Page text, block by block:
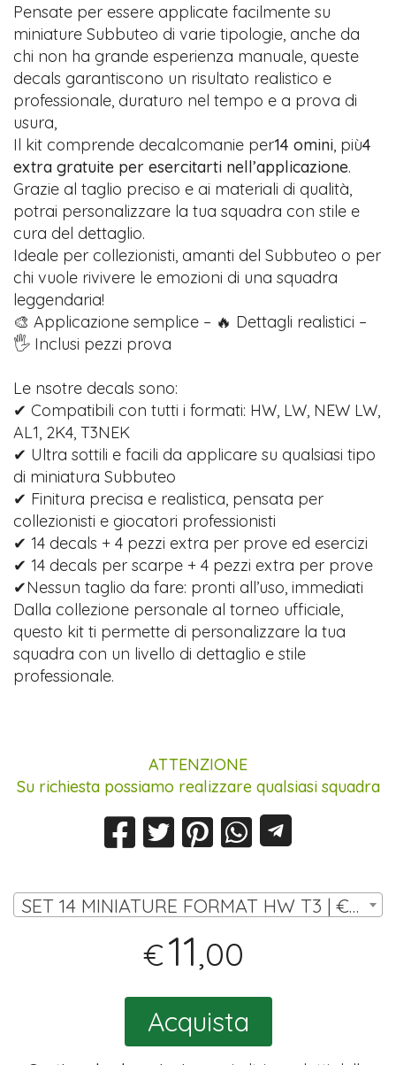
Pensate per essere applicate facilmente su
miniature Subbuteo di varie tipologie, anche da
chi non ha grande esperienza manuale, queste
decals garantiscono un risultato realistico e
professionale, duraturo nel tempo e a prova di
usura,
Il kit comprende decalcomanie per14 omini, più4
extra gratuite per esercitarti nell’applicazione.
Grazie al taglio preciso e ai materiali di qualità,
potrai personalizzare la tua squadra con stile e
cura del dettaglio.
Ideale per collezionisti, amanti del Subbuteo o per
chi vuole rivivere le emozioni di una squadra
leggendaria!
🎨 Applicazione semplice – 🔥 Dettagli realistici –
🖐️ Inclusi pezzi prova
Le nsotre decals sono:
✔ Compatibili con tutti i formati: HW, LW, NEW LW,
AL1, 2K4, T3NEK
✔ Ultra sottili e facili da applicare su qualsiasi tipo
di miniatura Subbuteo
✔ Finitura precisa e realistica, pensata per
collezionisti e giocatori professionisti
✔ 14 decals + 4 pezzi extra per prove ed esercizi
✔ 14 decals per scarpe + 4 pezzi extra per prove
✔Nessun taglio da fare: pronti all’uso, immediati
Dalla collezione personale al torneo ufficiale,
questo kit ti permette di personalizzare la tua
squadra con un livello di dettaglio e stile
professionale.
ATTENZIONE
Su richiesta possiamo realizzare qualsiasi squadra
SET 14 MINIATURE FORMAT HW T3 | € 11,00
€11,00
Acquista